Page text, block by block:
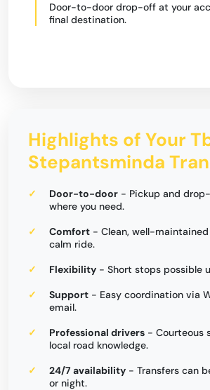
Door-to-door drop-off at your
final destination.
Highlights of Your
Stepantsminda
Door-to-door - Pickup and
where you need.
Comfort - Clean, well-
calm ride.
Flexibility - Short stops possible
Support - Easy coordination via
email.
Professional drivers - Courteous
local road knowledge.
24/7 availability - Transfers can
or night.